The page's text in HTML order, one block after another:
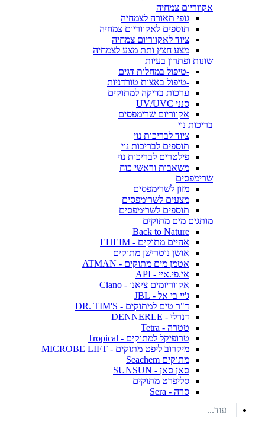
אקווריום צמחיה
גופי תאורה לצמחיה
תוספים לאקווריום צמחיה
ציוד לאקווריום צמחיה
מצע חצץ ותת מצע לצמחיה
שונות ופתרון בעיות
-טיפול במחלות דגים
-טיפול באצות טורדניות
ערכות בדיקה למתוקים
סנני UV/UVC
אקווריום שרימפסים
בריכות נוי
ציוד לבריכות נוי
תוספים לבריכות נוי
פילטרים לבריכות נוי
משאבות וראשי כוח
שרימפסים
מזון לשרימפסים
מצעים לשרימפסים
תוספים לשרימפסים
מותגים מים מתוקים
Back to Nature
אהיים מתוקים - EHEIM
אושן נוטרישן מתוקים
אטמן מים מתוקים - ATMAN
אי.פי.איי - API
אקווריומים ציאנו - Ciano
ג'יי בי אל - JBL
ד"ר טים למתוקים - DR. TIM'S
דנרלי - DENNERLE
טטרה - Tetra
טרופיקל למתוקים - Tropical
מיקרוב ליפט מתוקים - MICROBE LIFT
מתוקים Seachem
סאן סאן - SUNSUN
סליפרט מתוקים
סרה - Sera
עוד...